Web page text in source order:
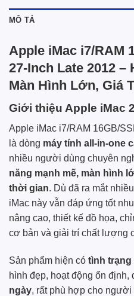
MÔ TẢ
Apple iMac i7/RAM
27-Inch Late 2012 –
Màn Hình Lớn, Giá
Giới thiệu Apple iMac
Apple iMac i7/RAM 16GB/
là dòng máy tính all-in-one
nhiều người dùng chuyên
năng mạnh mẽ, màn hình
thời gian. Dù đã ra mắt
iMac này vẫn đáp ứng tốt
nâng cao, thiết kế đồ họa,
cơ bản và giải trí chất lượng
Sản phẩm hiện có tình trạng
hình đẹp, hoạt động ổn định,
ngày, rất phù hợp cho